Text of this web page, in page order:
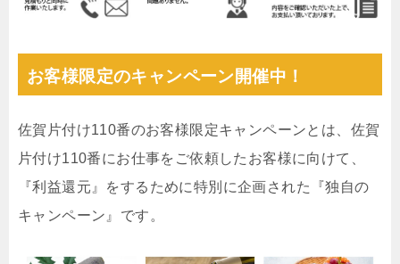
お客様限定のキャンペーン開催中！
佐賀片付け110番のお客様限定キャンペーンとは、佐賀
片付け110番にお仕事をご依頼したお客様に向けて、
『利益還元』をするために特別に企画された『独自の
キャンペーン』です。